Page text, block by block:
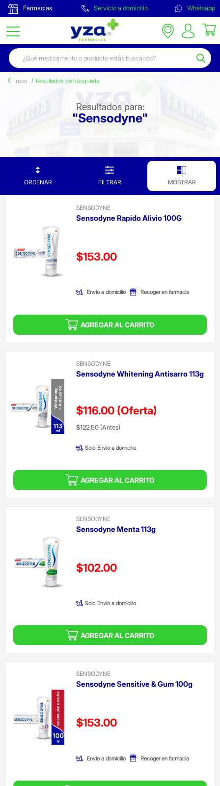
Farmacias Servicio a domicilio Whatsapp
Inicio Resultados de búsqueda
Resultados para:
"Sensodyne"
ORDENAR FILTRAR MOSTRAR
SENSODYNE
Sensodyne Rapido Alivio 100G
Precio reducido de
$153.00
Envío a domicilio Recoger en farmacia
AGREGAR AL CARRITO
SENSODYNE
Sensodyne Whitening Antisarro 113g
$116.00 (Oferta)
Precio reducido de
$122.50(Antes)(Oferta)
Solo Envío a domicilio
AGREGAR AL CARRITO
SENSODYNE
Sensodyne Menta 113g
Precio reducido de
$102.00
Solo Envío a domicilio
AGREGAR AL CARRITO
SENSODYNE
Sensodyne Sensitive & Gum 100g
Precio reducido de
$153.00
Envío a domicilio Recoger en farmacia